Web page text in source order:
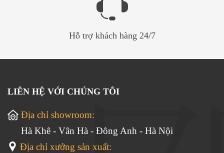
Hỗ trợ khách hàng 24/7
LIÊN HỆ VỚI CHÚNG TÔI
Địa chỉ showroom:
Hà Khê - Vân Hà - Đông Anh - Hà Nội
Địa chỉ xưởng sản xuất: